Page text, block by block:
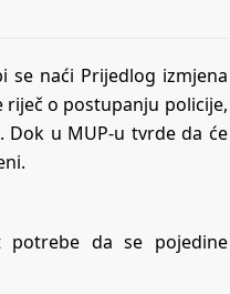
se naći Prijedlog izmjena
riječ o postupanju policije,
u MUP-u tvrde da će
potrebe da se pojedine